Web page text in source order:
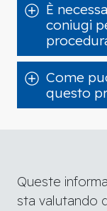
È
coniugi
Come
questo
Queste
sta valutando